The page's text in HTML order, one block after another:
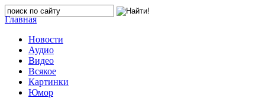
Главная
Новости
Аудио
Видео
Всякое
Картинки
Юмор